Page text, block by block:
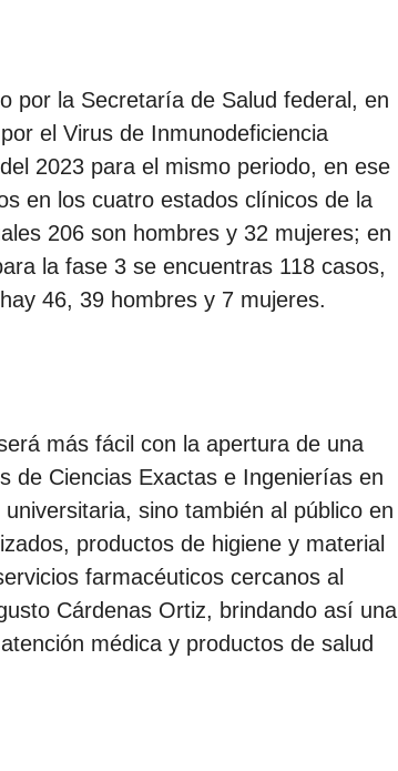
por la Secretaría de Salud federal, en
el Virus de Inmunodeficiencia
2023 para el mismo periodo, en ese
en los cuatro estados clínicos de la
206 son hombres y 32 mujeres; en
la fase 3 se encuentras 118 casos,
46, 39 hombres y 7 mujeres.
más fácil con la apertura de una
de Ciencias Exactas e Ingenierías en
sino también al público en
productos de higiene y material
farmacéuticos cercanos al
Cárdenas Ortiz, brindando así una
médica y productos de salud